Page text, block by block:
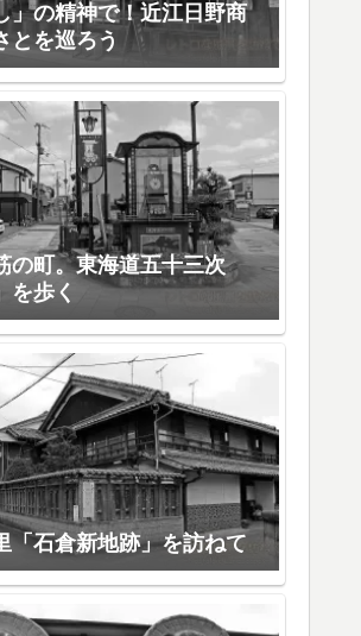
」の精神で！近江日野商
とを巡ろう
の町。東海道五十三次
を歩く
「石倉新地跡」を訪ねて